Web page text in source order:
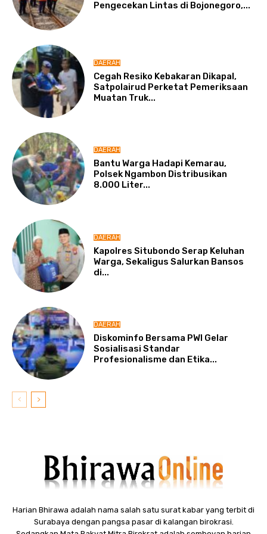
Pengecekan Lintas di Bojonegoro,...
DAERAH
Cegah Resiko Kebakaran Dikapal,
Satpolairud Perketat Pemeriksaan
Muatan Truk...
DAERAH
Bantu Warga Hadapi Kemarau,
Polsek Ngambon Distribusikan
8.000 Liter...
DAERAH
Kapolres Situbondo Serap Keluhan
Warga, Sekaligus Salurkan Bansos
di...
DAERAH
Diskominfo Bersama PWI Gelar
Sosialisasi Standar
Profesionalisme dan Etika...
Harian Bhirawa adalah nama salah satu surat kabar yang terbit di
Surabaya dengan pangsa pasar di kalangan birokrasi.